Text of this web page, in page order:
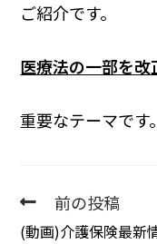
ご紹介です。
医療法の一部を改
重要なテーマです
前の投稿
(動画)介護保険最新